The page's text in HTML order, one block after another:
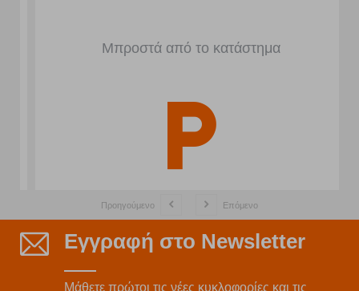
Μπροστά από το κατάστημα
Προηγούμενο Επόμενο
Εγγραφή στο Newsletter
Μάθετε πρώτοι τις νέες κυκλοφορίες και τις